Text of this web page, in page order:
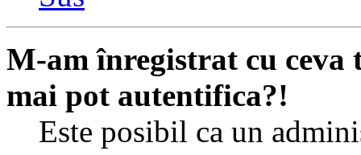
M-am înregistrat cu
mai pot autentifica?!
Este posibil ca un